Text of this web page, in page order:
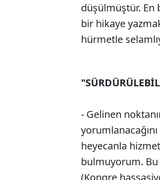
düşülmüştür. En
bir hikaye
hürmetle
- Gelinen
heyecanla
bulmuyorum. Bu
(Kongre